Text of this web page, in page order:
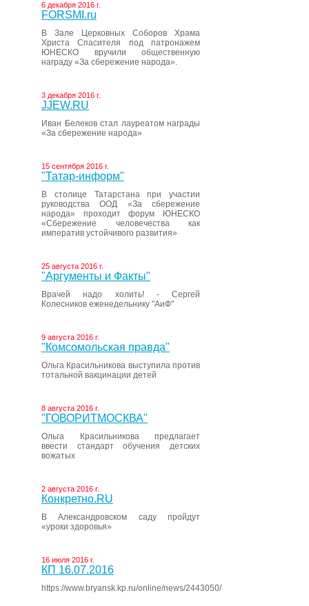
6 декабря 2016 г.
FORSMI.ru
В Зале Церковных Соборов Храма
Христа Спасителя под патронажем
ЮНЕСКО вручили общественную
награду «За сбережение народа».
3 декабря 2016 г.
JJEW.RU
Иван Белеков стал лауреатом награды
«За сбережение народа»
15 сентября 2016 г.
"Татар-информ"
В столице Татарстана при участии
руководства ООД «За сбережение
народа» проходит форум ЮНЕСКО
«Сбережение человечества как
императив устойчивого развития»
25 августа 2016 г.
"Аргументы и Факты"
Врачей надо холить! - Сергей
Колесников еженедельнику "АиФ"
9 августа 2016 г.
"Комсомольская правда"
Ольга Красильникова выступила против
тотальной вакцинации детей
8 августа 2016 г.
"ГОВОРИТМОСКВА"
Ольга Красильникова предлагает
ввести стандарт обучения детских
вожатых
2 августа 2016 г.
Конкретно.RU
В Александровском саду пройдут
«уроки здоровья»
16 июля 2016 г.
КП 16.07.2016
https://www.bryansk.kp.ru/online/news/2443050/